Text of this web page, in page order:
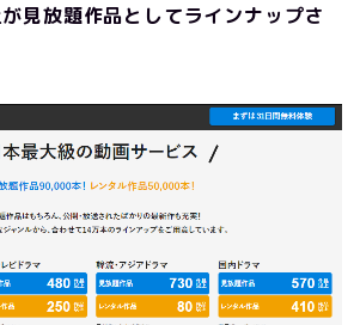
見放題作品としてラインナップさ